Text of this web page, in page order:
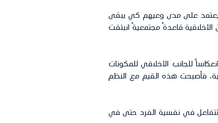
يعتمد على مدى وعيهم كي يبقى
قاعدةً مجتمعيةً انبثقت
للجانب الأخلاقي للمكونات
فأصبحت هذه القيم مع النظم
تتفاعل في نفسية الفرد حتى في